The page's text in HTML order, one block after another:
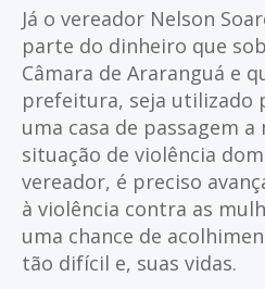
Já o vereador Nelson
parte do dinheiro que
Câmara de Araranguá e
prefeitura, seja utilizado
uma casa de passagem
situação de violência
vereador, é preciso
à violência contra as
uma chance de
tão difícil e, suas vidas.